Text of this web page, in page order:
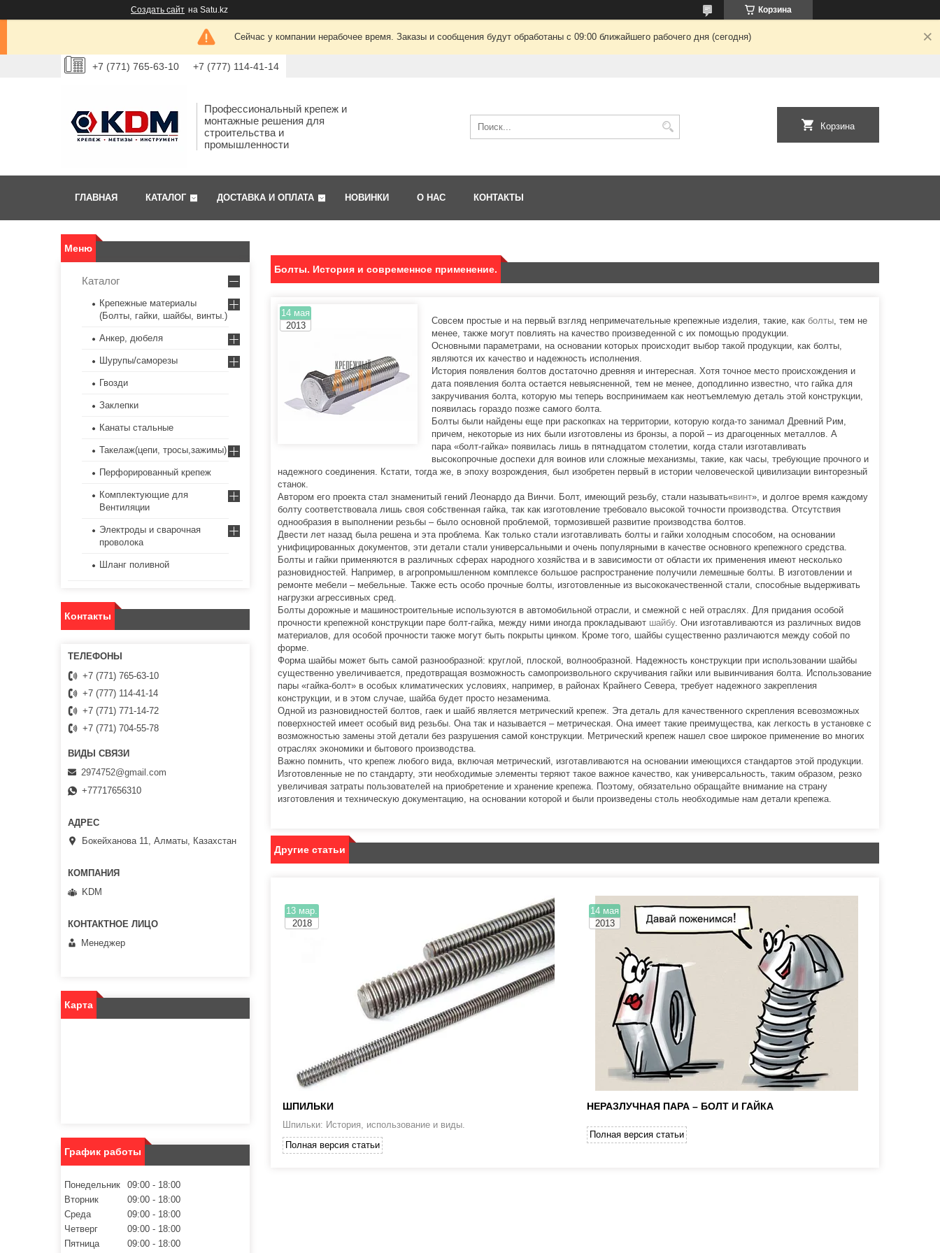
Создать сайт на Satu.kz Корзина
Сейчас у компании нерабочее время. Заказы и сообщения будут обработаны с 09:00 ближайшего рабочего дня (сегодня)
+7 (771) 765-63-10 +7 (777) 114-41-14
Профессиональный крепеж и
монтажные решения для
строительства и
промышленности
Корзина
ГЛАВНАЯ КАТАЛОГ ДОСТАВКА И ОПЛАТА НОВИНКИ О НАС КОНТАКТЫ
Болты. История и современное применение.
14 мая
2013
Совсем простые и на первый взгляд непримечательные крепежные изделия, такие, как болты, тем не
менее, также могут повлиять на качество произведенной с их помощью продукции.
Основными параметрами, на основании которых происходит выбор такой продукции, как болты,
являются их качество и надежность исполнения.
История появления болтов достаточно древняя и интересная. Хотя точное место происхождения и
дата появления болта остается невыясненной, тем не менее, доподлинно известно, что гайка для
закручивания болта, которую мы теперь воспринимаем как неотъемлемую деталь этой конструкции,
появилась гораздо позже самого болта.
Болты были найдены еще при раскопках на территории, которую когда-то занимал Древний Рим,
причем, некоторые из них были изготовлены из бронзы, а порой – из драгоценных металлов. А
пара «болт-гайка» появилась лишь в пятнадцатом столетии, когда стали изготавливать
высокопрочные доспехи для воинов или сложные механизмы, такие, как часы, требующие прочного и
надежного соединения. Кстати, тогда же, в эпоху возрождения, был изобретен первый в истории человеческой цивилизации винторезный
станок.
Автором его проекта стал знаменитый гений Леонардо да Винчи. Болт, имеющий резьбу, стали называть«винт», и долгое время каждому
болту соответствовала лишь своя собственная гайка, так как изготовление требовало высокой точности производства. Отсутствия
однообразия в выполнении резьбы – было основной проблемой, тормозившей развитие производства болтов.
Двести лет назад была решена и эта проблема. Как только стали изготавливать болты и гайки холодным способом, на основании
унифицированных документов, эти детали стали универсальными и очень популярными в качестве основного крепежного средства.
Болты и гайки применяются в различных сферах народного хозяйства и в зависимости от области их применения имеют несколько
разновидностей. Например, в агропромышленном комплексе большое распространение получили лемешные болты. В изготовлении и
ремонте мебели – мебельные. Также есть особо прочные болты, изготовленные из высококачественной стали, способные выдерживать
нагрузки агрессивных сред.
Болты дорожные и машиностроительные используются в автомобильной отрасли, и смежной с ней отраслях. Для придания особой
прочности крепежной конструкции паре болт-гайка, между ними иногда прокладывают шайбу. Они изготавливаются из различных видов
материалов, для особой прочности также могут быть покрыты цинком. Кроме того, шайбы существенно различаются между собой по
форме.
Форма шайбы может быть самой разнообразной: круглой, плоской, волнообразной. Надежность конструкции при использовании шайбы
существенно увеличивается, предотвращая возможность самопроизвольного скручивания гайки или вывинчивания болта. Использование
пары «гайка-болт» в особых климатических условиях, например, в районах Крайнего Севера, требует надежного закрепления
конструкции, и в этом случае, шайба будет просто незаменима.
Одной из разновидностей болтов, гаек и шайб является метрический крепеж. Эта деталь для качественного скрепления всевозможных
поверхностей имеет особый вид резьбы. Она так и называется – метрическая. Она имеет такие преимущества, как легкость в установке с
возможностью замены этой детали без разрушения самой конструкции. Метрический крепеж нашел свое широкое применение во многих
отраслях экономики и бытового производства.
Важно помнить, что крепеж любого вида, включая метрический, изготавливаются на основании имеющихся стандартов этой продукции.
Изготовленные не по стандарту, эти необходимые элементы теряют такое важное качество, как универсальность, таким образом, резко
увеличивая затраты пользователей на приобретение и хранение крепежа. Поэтому, обязательно обращайте внимание на страну
изготовления и техническую документацию, на основании которой и были произведены столь необходимые нам детали крепежа.
Другие статьи
13 мар.
2018
ШПИЛЬКИ
Шпильки: История, использование и виды.
Полная версия статьи
14 мая
2013
НЕРАЗЛУЧНАЯ ПАРА – БОЛТ И ГАЙКА
Полная версия статьи
Каталог
Крепежные материалы
(Болты, гайки, шайбы, винты.)
Анкер, дюбеля
Шурупы/саморезы
Гвозди
Заклепки
Канаты стальные
Такелаж(цепи, тросы,зажимы)
Перфорированный крепеж
Комплектующие для
Вентиляции
Электроды и сварочная
проволока
Шланг поливной
Контакты
+7 (771) 765-63-10
+7 (777) 114-41-14
+7 (771) 771-14-72
+7 (771) 704-55-78
2974752@gmail.com
+77717656310
Бокейханова 11, Алматы, Казахстан
KDM
Менеджер
Карта
График работы
Понедельник 09:00
18:00
Вторник
09:00
18:00
Среда
09:00
18:00
Четверг
09:00
18:00
Пятница
09:00
18:00